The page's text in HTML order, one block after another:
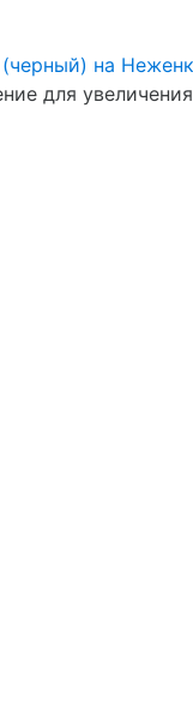
для увеличения